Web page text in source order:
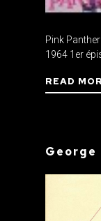
Pink
1964 1er
READ
George